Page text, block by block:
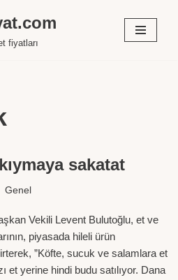
fiyatları
sakatat
Genel
Vekili Levent Bulutoğlu, et ve
piyasada hileli ürün
”Köfte, sucuk ve salamlara et
et yerine hindi budu satılıyor. Dana